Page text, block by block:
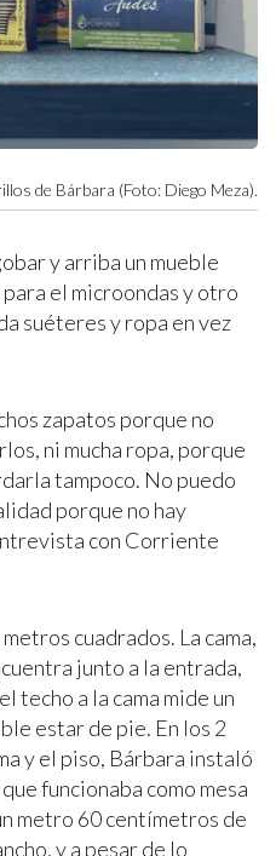
de Bárbara (Foto: Diego Meza).
y arriba un mueble
el microondas y otro
suéteres y ropa en vez
zapatos porque no
ni mucha ropa, porque
tampoco. No puedo
porque no hay
con Corriente
cuadrados. La cama,
junto a la entrada,
techo a la cama mide un
estar de pie. En los 2
y el piso, Bárbara instaló
funcionaba como mesa
metro 60 centímetros de
y a pesar de lo